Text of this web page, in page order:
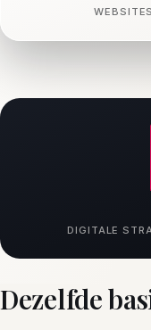
DIGITALE
Dezelfde